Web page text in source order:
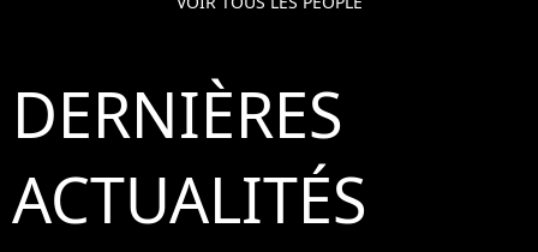
DERNIÈRES
ACTUALITÉS